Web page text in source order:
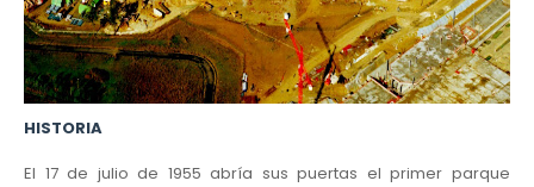
HISTORIA
El 17 de julio de 1955 abría sus puertas el primer parque